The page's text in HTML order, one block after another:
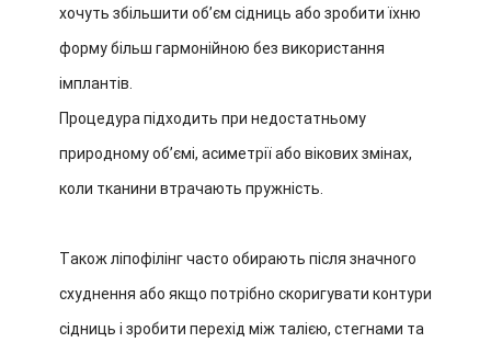
хочуть збільшити об’єм сідниць або зробити їхню
форму більш гармонійною без використання
імплантів.
Процедура підходить при недостатньому
природному об’ємі, асиметрії або вікових змінах,
коли тканини втрачають пружність.
Також ліпофілінг часто обирають після значного
схуднення або якщо потрібно скоригувати контури
сідниць і зробити перехід між талією, стегнами та